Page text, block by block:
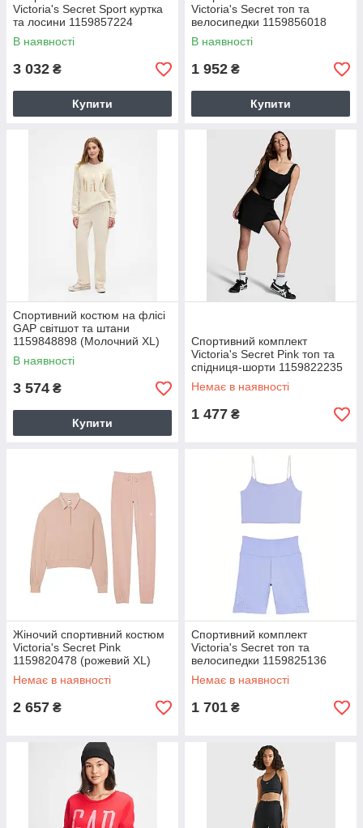
Victoria's Secret Sport куртка
та лосини 1159857224
(Бірюзовий XL)
В наявності
3 032 ₴
Купити
Victoria's Secret топ та
велосипедки 1159856018
(Чорний XS)
В наявності
1 952 ₴
Купити
Спортивний костюм на флісі
GAP світшот та штани
1159848898 (Молочний XL)
В наявності
3 574 ₴
Купити
Спортивний комплект
Victoria's Secret Pink топ та
спідниця-шорти 1159822235
(Чорний S) 1159822235
(Чорний, S)
Немає в наявності
1 477 ₴
Жіночий спортивний костюм
Victoria's Secret Pink
1159820478 (рожевий XL)
Немає в наявності
2 657 ₴
Спортивний комплект
Victoria's Secret топ та
велосипедки 1159825136
(Блакитний XS)
Немає в наявності
1 701 ₴